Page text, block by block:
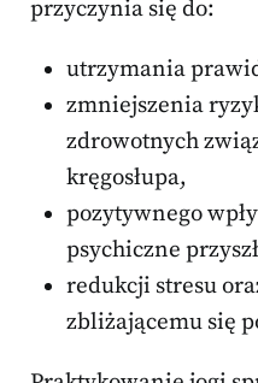
przyczynia się do:
utrzymania
zmniejszenia
zdrowotnych
kręgosłupa,
pozytywnego
psychiczne
redukcji stresu
zbliżającemu się